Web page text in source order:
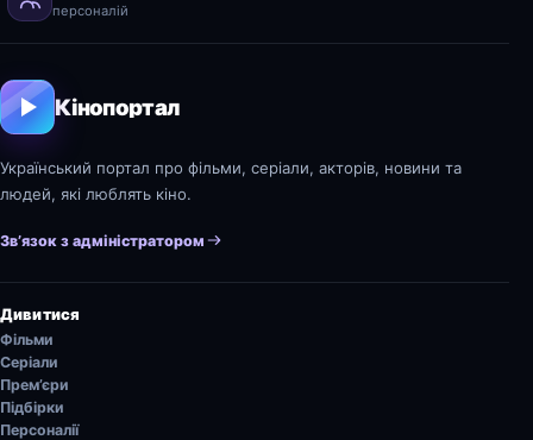
персоналій
Кінопортал
Український портал про фільми, серіали, акторів, новини та
людей, які люблять кіно.
Зв’язок з адміністратором
Дивитися
Фільми
Серіали
Прем’єри
Підбірки
Персоналії